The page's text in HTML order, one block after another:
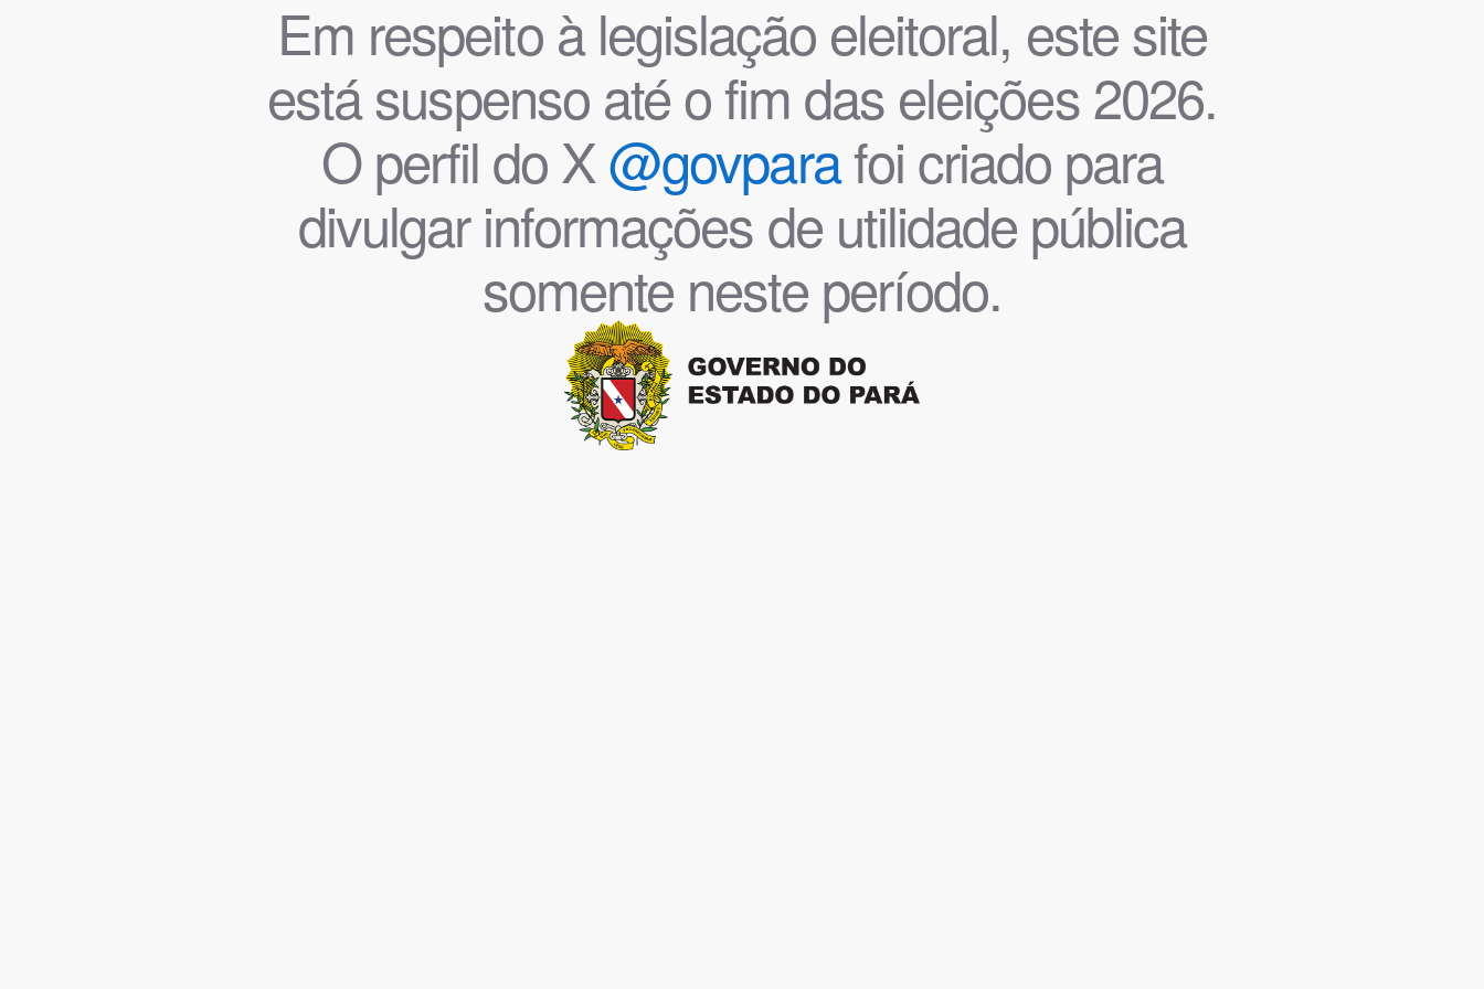
Em respeito à legislação eleitoral, este site
está suspenso até o fim das eleições 2026.
O perfil do X@govparafoi criado para
divulgar informações de utilidade pública
somente neste período.